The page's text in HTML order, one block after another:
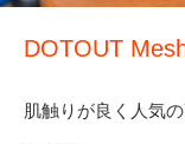
DOTOUT
肌触りが良く人気